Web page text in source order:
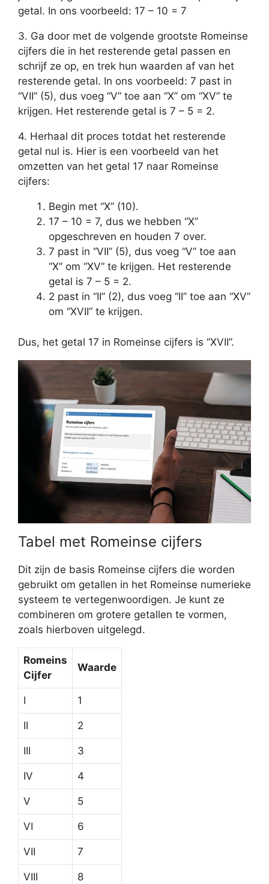
getal. In ons voorbeeld: 17 – 10 = 7
3. Ga door met de volgende grootste Romeinse
cijfers die in het resterende getal passen en
schrijf ze op, en trek hun waarden af van het
resterende getal. In ons voorbeeld: 7 past in
“VII” (5), dus voeg “V” toe aan “X” om “XV” te
krijgen. Het resterende getal is 7 – 5 = 2.
4. Herhaal dit proces totdat het resterende
getal nul is. Hier is een voorbeeld van het
omzetten van het getal 17 naar Romeinse
cijfers:
Begin met “X” (10).
17 – 10 = 7, dus we hebben “X”
opgeschreven en houden 7 over.
7 past in “VII” (5), dus voeg “V” toe aan
“X” om “XV” te krijgen. Het resterende
getal is 7 – 5 = 2.
2 past in “II” (2), dus voeg “II” toe aan “XV”
om “XVII” te krijgen.
Dus, het getal 17 in Romeinse cijfers is “XVII”.
Tabel met Romeinse cijfers
Dit zijn de basis Romeinse cijfers die worden
gebruikt om getallen in het Romeinse numerieke
systeem te vertegenwoordigen. Je kunt ze
combineren om grotere getallen te vormen,
zoals hierboven uitgelegd.
Romeins
Cijfer
Waarde
I 1
II 2
III 3
IV 4
V 5
VI 6
VII 7
VIII 8